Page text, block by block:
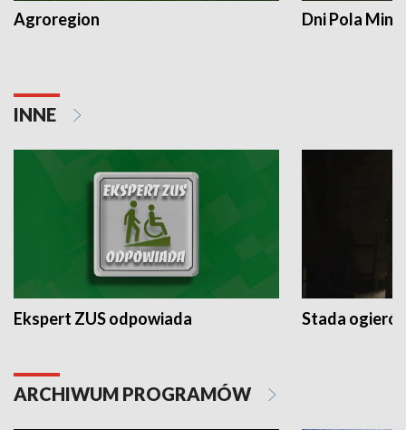
Agroregion Dni Pola
INNE
Ekspert ZUS odpowiada Stada
ARCHIWUM PROGRAMÓW